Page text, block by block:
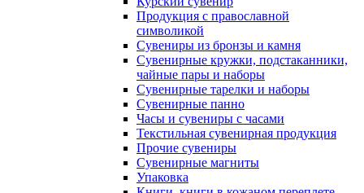
Продукция с православной
символикой
Сувениры из бронзы и камня
Сувенирные кружки, подстаканники,
чайные пары и наборы
Сувенирные тарелки и наборы
Сувенирные панно
Часы и сувениры с часами
Текстильная сувенирная продукция
Прочие сувениры
Сувенирные магниты
Упаковка